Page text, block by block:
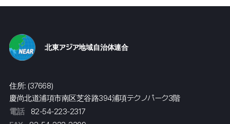
北東アジア地域自治体連合
住所: (37668)
慶尚北道浦項市南区芝谷路394浦項テクノパーク3階
電話
82-54-223-2317